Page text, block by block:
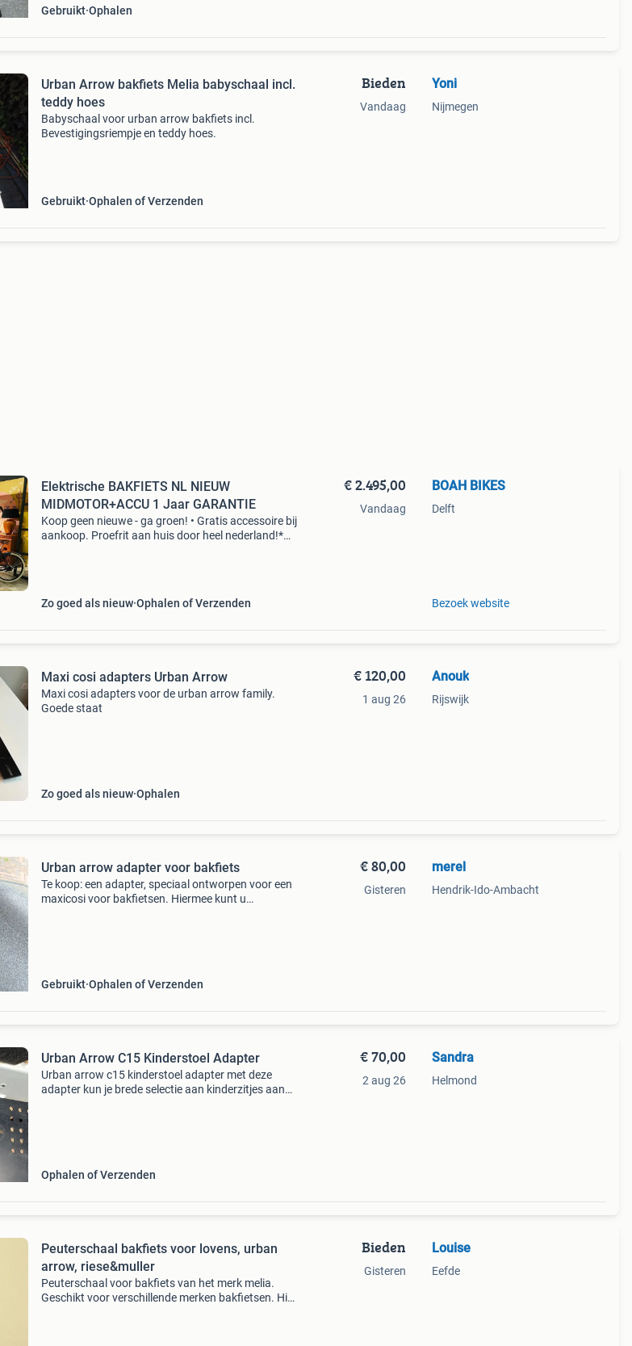
Gebruikt Ophalen
Urban Arrow bakfiets Melia babyschaal incl.
teddy hoes
Babyschaal voor urban arrow bakfiets incl.
Bevestigingsriempje en teddy hoes.
Gebruikt Ophalen of Verzenden
Bieden
Vandaag
Yoni
Nijmegen
Elektrische BAKFIETS NL NIEUW
MIDMOTOR+ACCU 1 Jaar GARANTIE
Koop geen nieuwe - ga groen! • Gratis accessoire bij
aankoop. Proefrit aan huis door heel nederland!*
Zo goed als nieuw Ophalen of Verzenden
€ 2.495,00
Vandaag
BOAH BIKES
Delft
Bezoek website
Maxi cosi adapters Urban Arrow
Maxi cosi adapters voor de urban arrow family.
Goede staat
Zo goed als nieuw Ophalen
€ 120,00
1 aug 26
Anouk
Rijswijk
Urban arrow adapter voor bakfiets
Te koop: een adapter, speciaal ontworpen voor een
maxicosi voor bakfietsen. Hiermee kunt u
Gebruikt Ophalen of Verzenden
€ 80,00
Gisteren
merel
Hendrik-Ido-Ambacht
Urban Arrow C15 Kinderstoel Adapter
Urban arrow c15 kinderstoel adapter met deze
adapter kun je brede selectie aan kinderzitjes aan
Ophalen of Verzenden
€ 70,00
2 aug 26
Sandra
Helmond
Peuterschaal bakfiets voor lovens, urban
arrow, riese&muller
Peuterschaal voor bakfiets van het merk melia.
Geschikt voor verschillende merken bakfietsen. Hier
Bieden
Gisteren
Louise
Eefde